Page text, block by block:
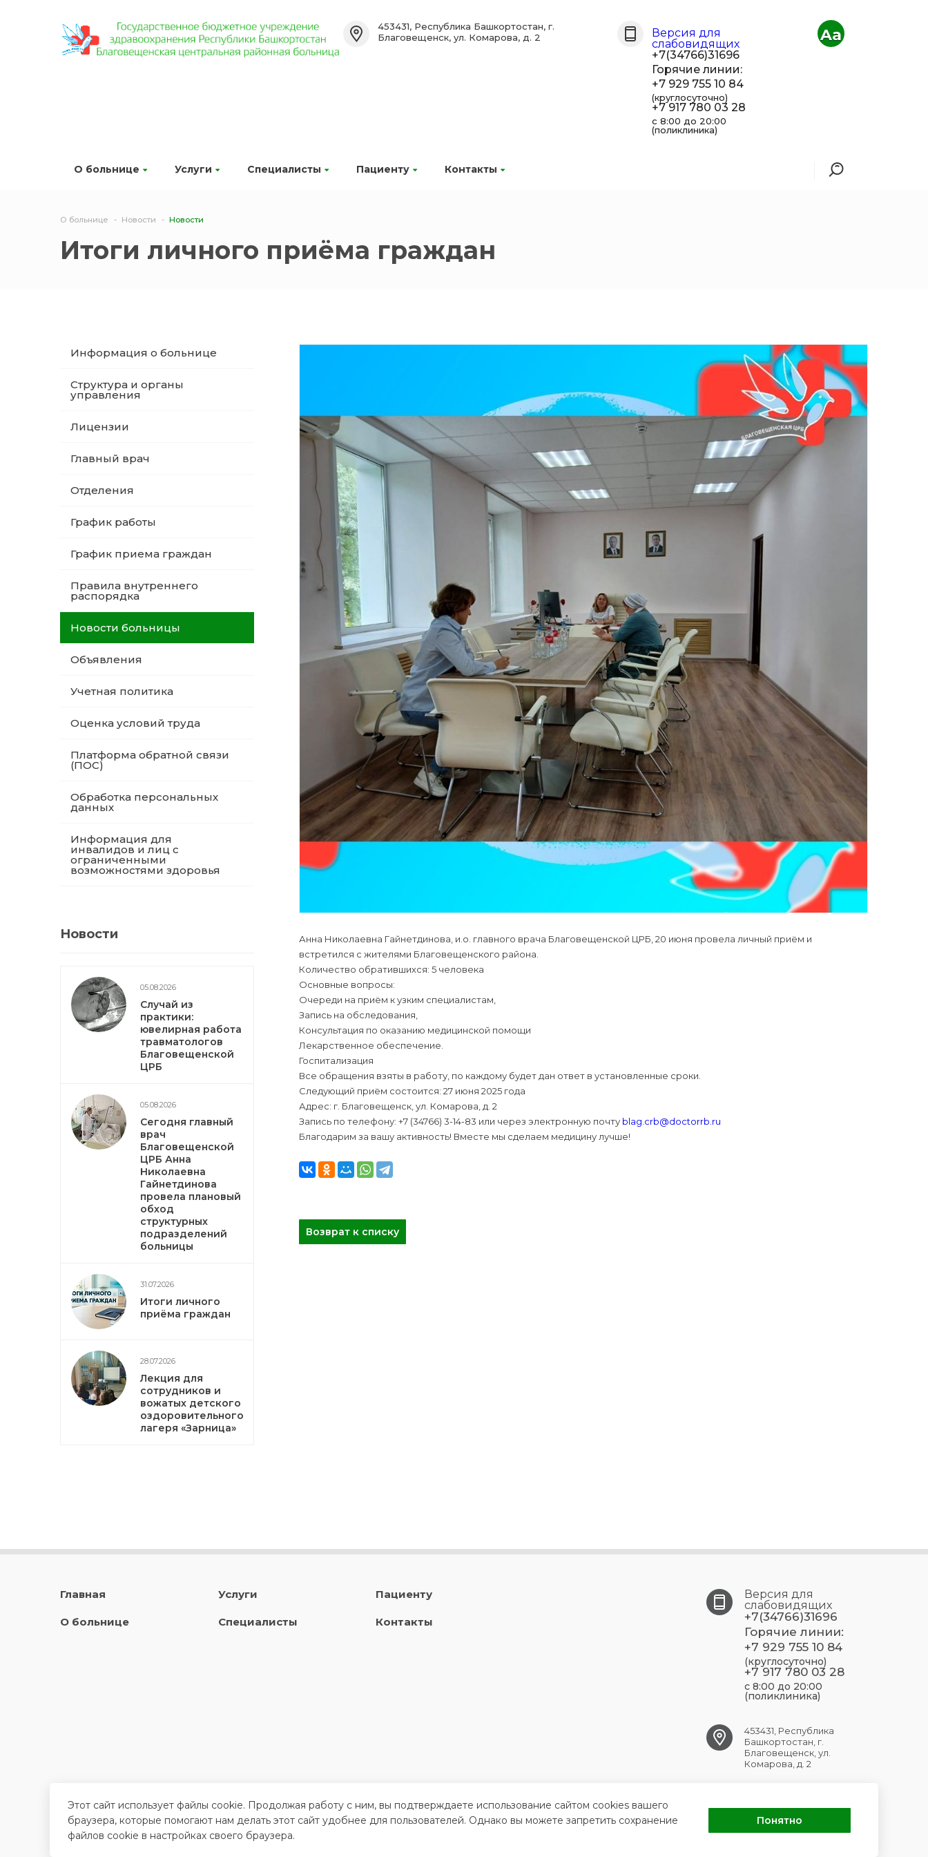
О больнице Услуги Специалисты Пациенту Контакты
453431, Республика Башкортостан, г.
Благовещенск, ул. Комарова, д. 2
Версия для
слабовидящих
+7(34766)31696
Горячие линии:
+7 929 755 10 84
(круглосуточно)
+7 917 780 03 28
с 8:00 до 20:00
(поликлиника)
Aa
О больнице Новости Новости
Итоги личного приёма граждан
Информация о больнице
Структура и органы
управления
Лицензии
Главный врач
Отделения
График работы
График приема граждан
Правила внутреннего
распорядка
Новости больницы
Объявления
Учетная политика
Оценка условий труда
Платформа обратной связи
(ПОС)
Обработка персональных
данных
Информация для
инвалидов и лиц с
ограниченными
возможностями здоровья
Новости
05.08.2026
Случай из
практики:
ювелирная работа
травматологов
Благовещенской
ЦРБ
05.08.2026
Сегодня главный
врач
Благовещенской
ЦРБ Анна
Николаевна
Гайнетдинова
провела плановый
обход
структурных
подразделений
больницы
31.07.2026
Итоги личного
приёма граждан
28.07.2026
Лекция для
сотрудников и
вожатых детского
оздоровительного
лагеря «Зарница»
Анна Николаевна Гайнетдинова, и.о. главного врача Благовещенской ЦРБ, 20 июня провела личный приём и
встретился с жителями Благовещенского района.
Количество обратившихся: 5 человека
Основные вопросы:
Очереди на приём к узким специалистам,
Запись на обследования,
Консультация по оказанию медицинской помощи
Лекарственное обеспечение.
Госпитализация
Все обращения взяты в работу, по каждому будет дан ответ в установленные сроки.
Следующий приём состоится: 27 июня 2025 года
Адрес: г. Благовещенск, ул. Комарова, д. 2
Запись по телефону: +7 (34766) 3-14-83 или через электронную почту blag.crb@doctorrb.ru
Благодарим за вашу активность! Вместе мы сделаем медицину лучше!
Возврат к списку
Главная
О больнице
Услуги
Специалисты
Пациенту
Контакты
Версия для
слабовидящих
+7(34766)31696
Горячие линии:
+7 929 755 10 84
(круглосуточно)
+7 917 780 03 28
с 8:00 до 20:00
(поликлиника)
453431, Республика
Башкортостан, г.
Благовещенск, ул.
Комарова, д. 2
Этот сайт использует файлы cookie. Продолжая работу с ним, вы подтверждаете использование сайтом cookies вашего
браузера, которые помогают нам делать этот сайт удобнее для пользователей. Однако вы можете запретить сохранение
файлов cookie в настройках своего браузера.
Понятно